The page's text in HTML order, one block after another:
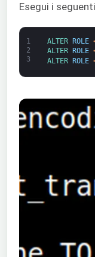
Esegui i
1
2
3
ALTER ROLE
ALTER
ROLE
ALTER
ROLE